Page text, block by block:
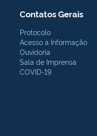
Contatos Gerais
Protocolo
Acesso à Informação
Ouvidoria
Sala de Imprensa
COVID-19